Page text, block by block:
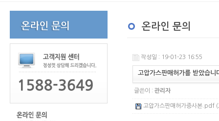
온라인 문의
작성일 : 19-01-23 16:55
고압가스판매허가를 받았습니
글쓴이 : 관리자
고압가스판매허가증사본.pdf